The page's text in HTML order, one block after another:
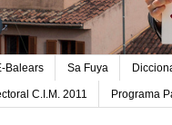
Balears Sa Fuya
C.I.M. 2011 Programa